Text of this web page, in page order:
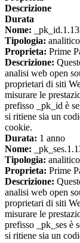
Descrizione
Durata
Nome:
Tipologia: analitico
Proprieta: Prime
Descrizione:
analisi web open
proprietari di siti
misurare le
prefisso _pk_id è
si ritiene sia un
cookie.
Durata: 1 anno
Nome:
Tipologia: analitico
Proprieta: Prime
Descrizione:
analisi web open
proprietari di siti
misurare le
prefisso _pk_ses è
si ritiene sia un